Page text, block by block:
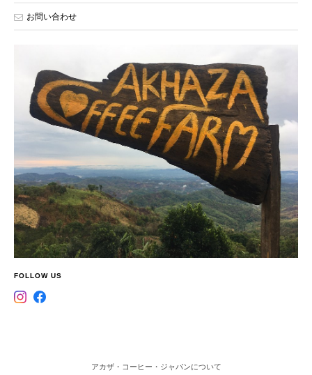
お問い合わせ
FOLLOW US
アカザ・コーヒー・ジャパンについて